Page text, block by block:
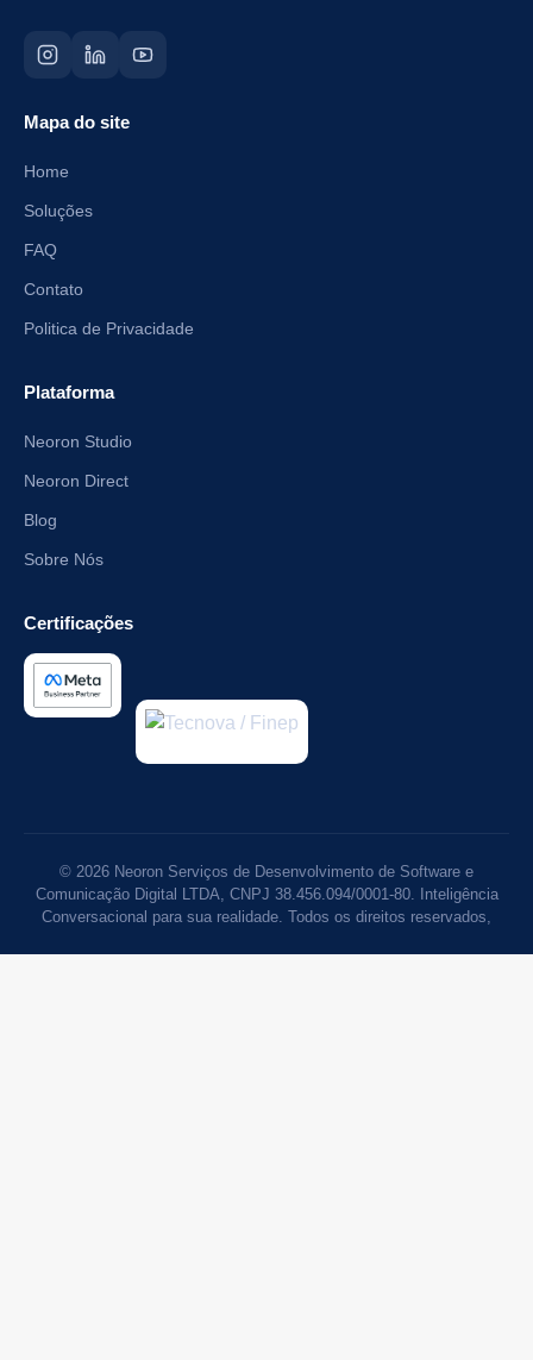
Mapa do site
Home
Soluções
FAQ
Contato
Politica de Privacidade
Plataforma
Neoron Studio
Neoron Direct
Blog
Sobre Nós
Certificações
© 2026 Neoron Serviços de Desenvolvimento de Software e
Comunicação Digital LTDA, CNPJ 38.456.094/0001-80. Inteligência
Conversacional para sua realidade. Todos os direitos reservados,